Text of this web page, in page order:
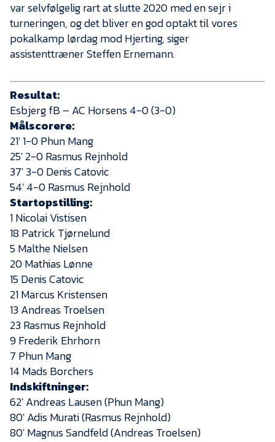
var selvfølgelig rart at slutte 2020 med en sejr i
turneringen, og det bliver en god optakt til vores
pokalkamp lørdag mod Hjerting, siger
assistenttræner Steffen Ernemann.
Resultat:
Esbjerg fB – AC Horsens 4-0 (3-0)
Målscorere:
21′ 1-0 Phun Mang
25′ 2-0 Rasmus Rejnhold
37′ 3-0 Denis Catovic
54′ 4-0 Rasmus Rejnhold
Startopstilling:
1 Nicolai Vistisen
18 Patrick Tjørnelund
5 Malthe Nielsen
20 Mathias Lønne
15 Denis Catovic
21 Marcus Kristensen
13 Andreas Troelsen
23 Rasmus Rejnhold
9 Frederik Ehrhorn
7 Phun Mang
14 Mads Borchers
Indskiftninger:
62′ Andreas Lausen (Phun Mang)
80′ Adis Murati (Rasmus Rejnhold)
80′ Magnus Sandfeld (Andreas Troelsen)